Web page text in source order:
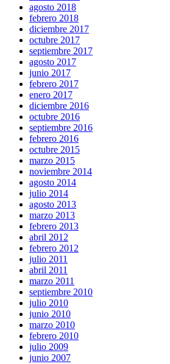
agosto 2018
febrero 2018
diciembre 2017
octubre 2017
septiembre 2017
agosto 2017
junio 2017
febrero 2017
enero 2017
diciembre 2016
octubre 2016
septiembre 2016
febrero 2016
octubre 2015
marzo 2015
noviembre 2014
agosto 2014
julio 2014
agosto 2013
marzo 2013
febrero 2013
abril 2012
febrero 2012
julio 2011
abril 2011
marzo 2011
septiembre 2010
julio 2010
junio 2010
marzo 2010
febrero 2010
julio 2009
junio 2007